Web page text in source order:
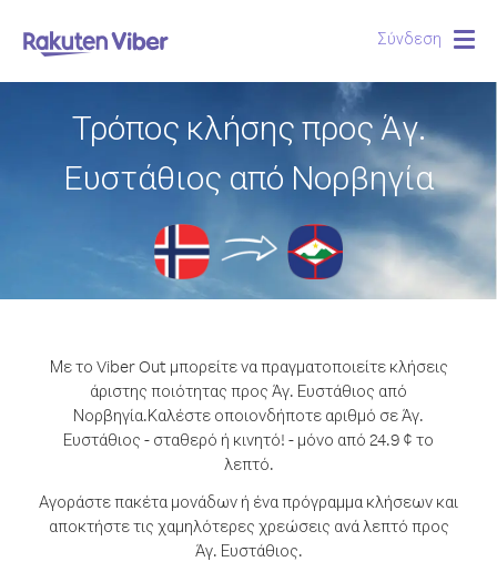
Σύνδεση
Τρόπος κλήσης προς Άγ.
Ευστάθιος από Νορβηγία
Με το Viber Out μπορείτε να πραγματοποιείτε κλήσεις
άριστης ποιότητας προς Άγ. Ευστάθιος από
Νορβηγία.Καλέστε οποιονδήποτε αριθμό σε Άγ.
Ευστάθιος - σταθερό ή κινητό! - μόνο από 24.9 ¢ το
λεπτό.
Αγοράστε πακέτα μονάδων ή ένα πρόγραμμα κλήσεων και
αποκτήστε τις χαμηλότερες χρεώσεις ανά λεπτό προς
Άγ. Ευστάθιος.